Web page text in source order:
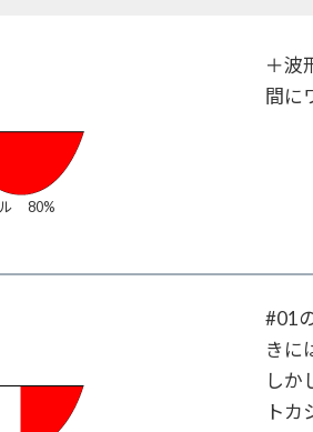
ル 80%
＋波
間に
#01
きに
しか
トカ